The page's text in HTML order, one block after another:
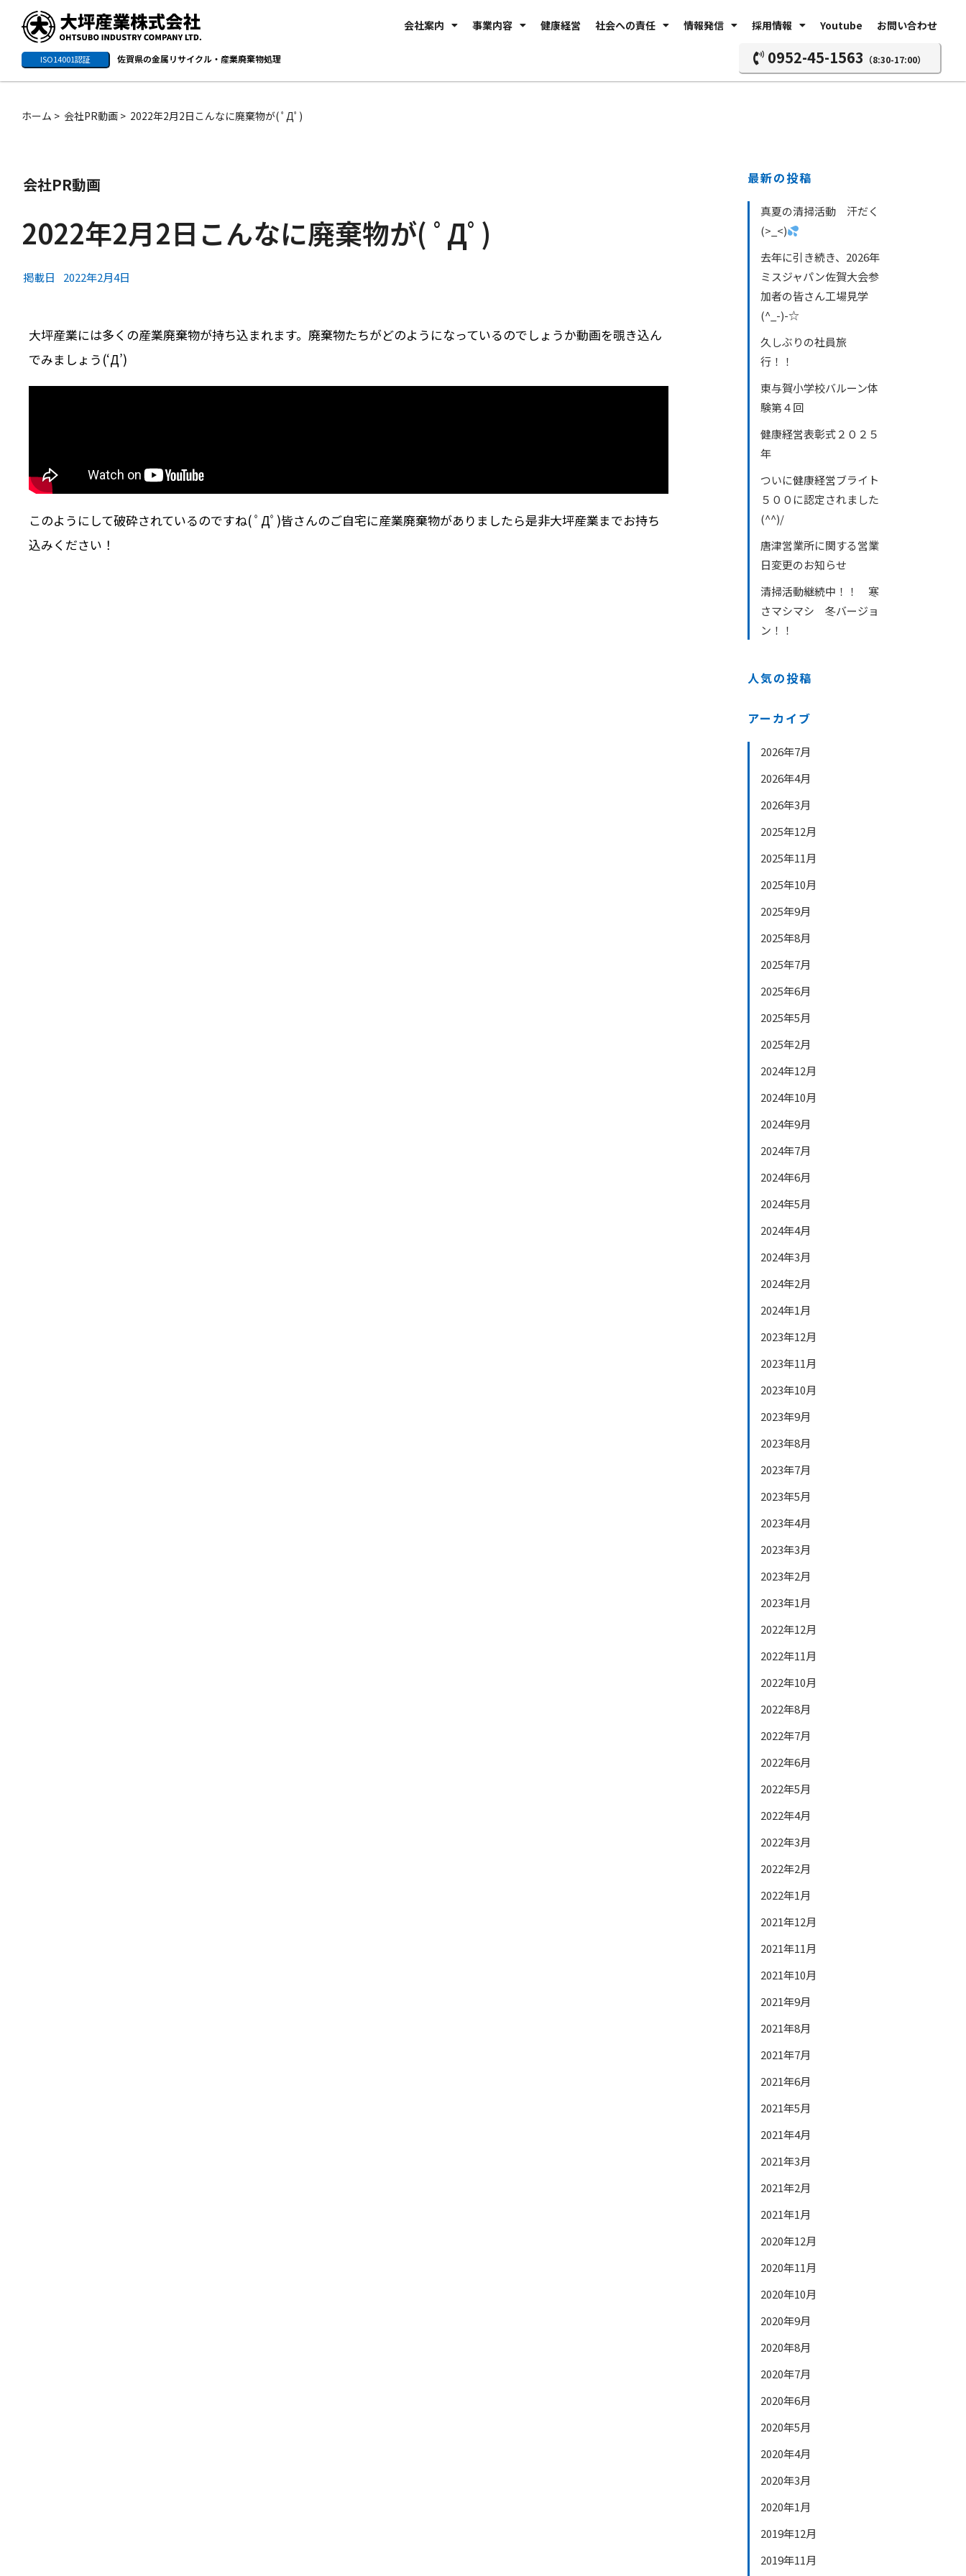
会社案内 事業内容 健康経営 社会への責任 情報発信 採用情報 Youtube お問い合わせ
ISO14001認証 佐賀県の金属リサイクル・産業廃棄物処理 0952-45-1563 （8:30-17:00）
ホーム 会社PR動画 2022年2月2日こんなに廃棄物が( ﾟДﾟ)
会社PR動画
2022年2月2日こんなに廃棄物が( ﾟДﾟ)
掲載日 2022年2月4日
大坪産業には多くの産業廃棄物が持ち込まれます。廃棄物たちがどのようになっているのでしょうか動画を覗き込ん
でみましょう(‘Д’)
このようにして破砕されているのですね( ﾟДﾟ)皆さんのご自宅に産業廃棄物がありましたら是非大坪産業までお持ち
込みください！
最新の投稿
真夏の清掃活動 汗だく
(>_<)
去年に引き続き、2026年
ミスジャパン佐賀大会参
加者の皆さん工場見学
(^_-)-☆
久しぶりの社員旅
行！！
東与賀小学校バルーン体
験第４回
健康経営表彰式２０２５
年
ついに健康経営ブライト
５００に認定されました
(^^)/
唐津営業所に関する営業
日変更のお知らせ
清掃活動継続中！！ 寒
さマシマシ 冬バージョ
ン！！
人気の投稿
アーカイブ
2026年7月
2026年4月
2026年3月
2025年12月
2025年11月
2025年10月
2025年9月
2025年8月
2025年7月
2025年6月
2025年5月
2025年2月
2024年12月
2024年10月
2024年9月
2024年7月
2024年6月
2024年5月
2024年4月
2024年3月
2024年2月
2024年1月
2023年12月
2023年11月
2023年10月
2023年9月
2023年8月
2023年7月
2023年5月
2023年4月
2023年3月
2023年2月
2023年1月
2022年12月
2022年11月
2022年10月
2022年8月
2022年7月
2022年6月
2022年5月
2022年4月
2022年3月
2022年2月
2022年1月
2021年12月
2021年11月
2021年10月
2021年9月
2021年8月
2021年7月
2021年6月
2021年5月
2021年4月
2021年3月
2021年2月
2021年1月
2020年12月
2020年11月
2020年10月
2020年9月
2020年8月
2020年7月
2020年6月
2020年5月
2020年4月
2020年3月
2020年1月
2019年12月
2019年11月